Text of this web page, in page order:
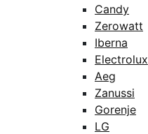
Candy
Zerowatt
Iberna
Electrolux
Aeg
Zanussi
Gorenje
LG